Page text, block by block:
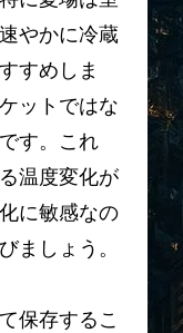
やかに冷蔵
すめしま
ットではな
す。これ
温度変化が
に敏感なの
ましょう。
保存するこ